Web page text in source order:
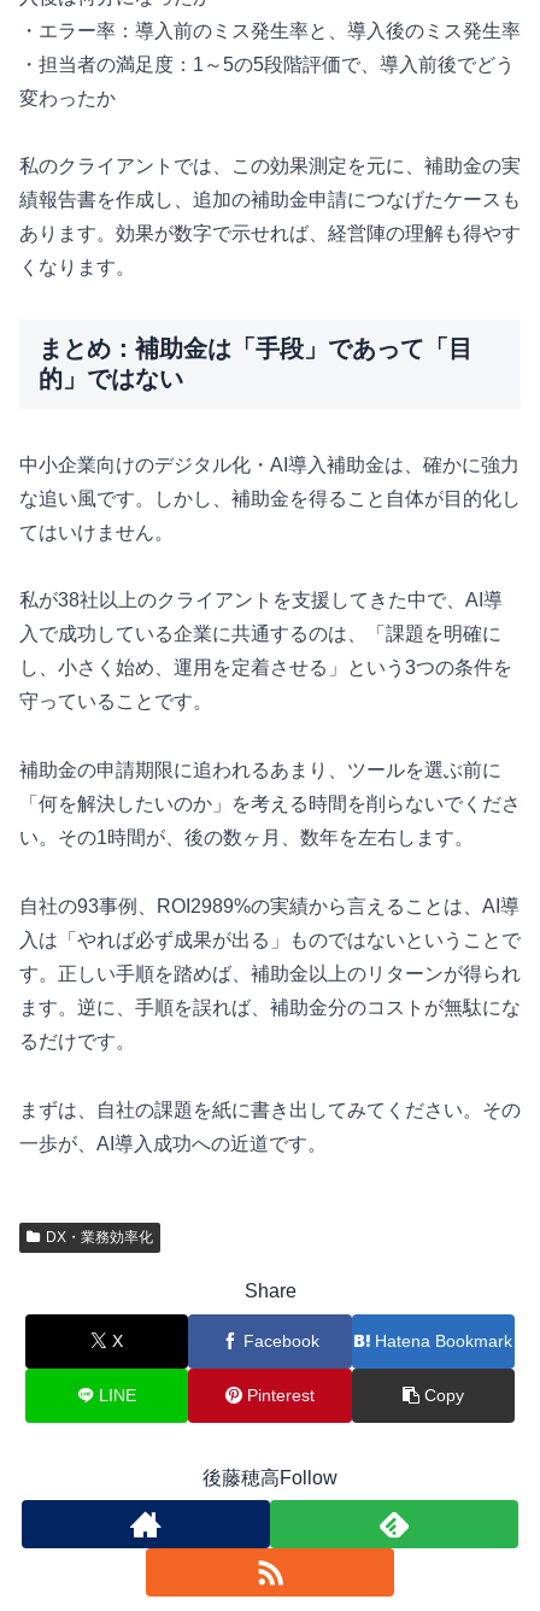
・エラー率：導入前のミス発生率と、導入後のミス発生率
・担当者の満足度：1～5の5段階評価で、導入前後でどう
変わったか
私のクライアントでは、この効果測定を元に、補助金の実
績報告書を作成し、追加の補助金申請につなげたケースも
あります。効果が数字で示せれば、経営陣の理解も得やす
くなります。
まとめ：補助金は「手段」であって「目
的」ではない
中小企業向けのデジタル化・AI導入補助金は、確かに強力
な追い風です。しかし、補助金を得ること自体が目的化し
てはいけません。
私が38社以上のクライアントを支援してきた中で、AI導
入で成功している企業に共通するのは、「課題を明確に
し、小さく始め、運用を定着させる」という3つの条件を
守っていることです。
補助金の申請期限に追われるあまり、ツールを選ぶ前に
「何を解決したいのか」を考える時間を削らないでくださ
い。その1時間が、後の数ヶ月、数年を左右します。
自社の93事例、ROI2989%の実績から言えることは、AI導
入は「やれば必ず成果が出る」ものではないということで
す。正しい手順を踏めば、補助金以上のリターンが得られ
ます。逆に、手順を誤れば、補助金分のコストが無駄にな
るだけです。
まずは、自社の課題を紙に書き出してみてください。その
一歩が、AI導入成功への近道です。
DX・業務効率化
Share
X Facebook Hatena Bookmark
LINE Pinterest Copy
後藤穂高Follow